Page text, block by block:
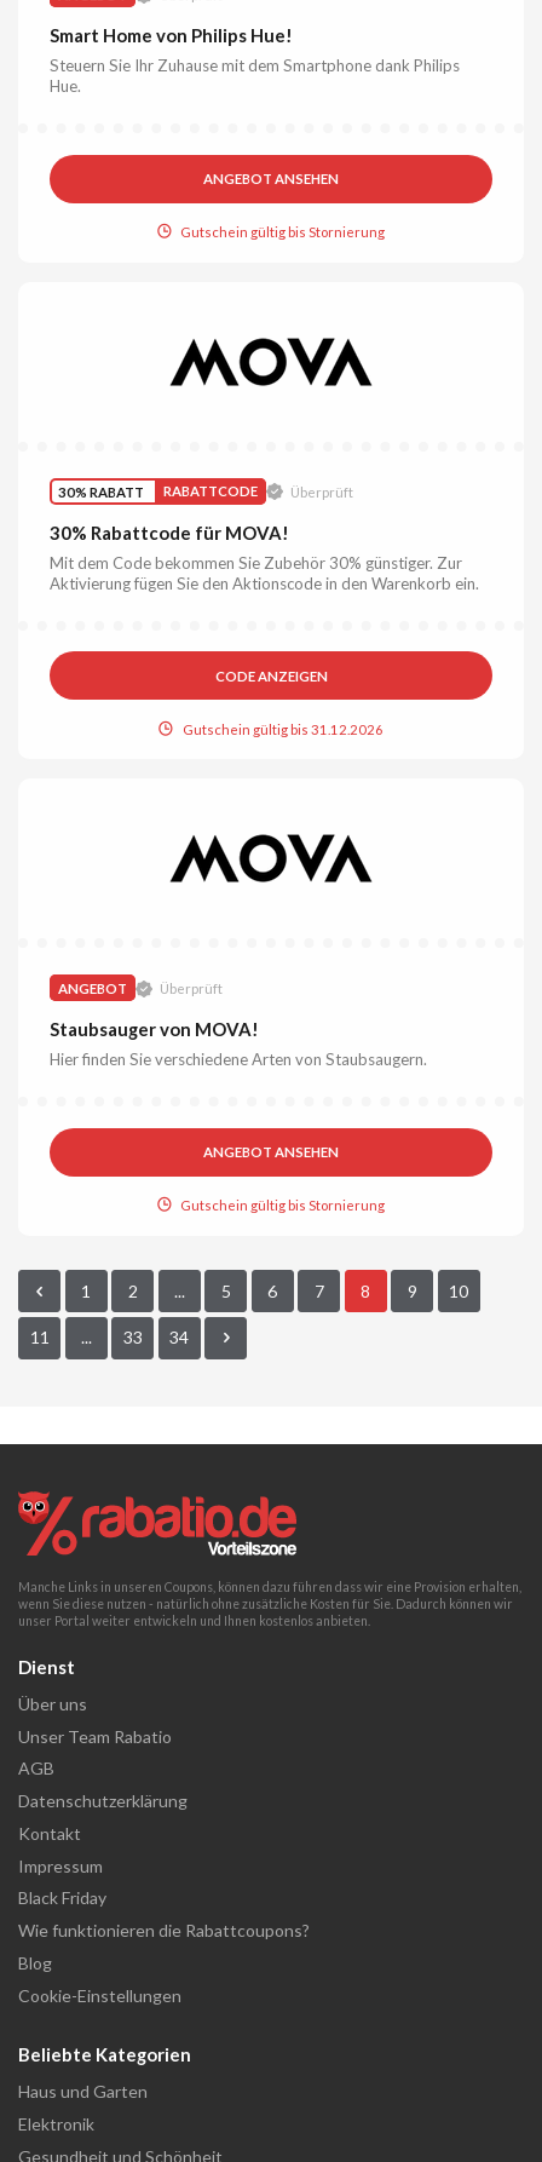
Smart Home von Philips Hue!
Steuern Sie Ihr Zuhause mit dem Smartphone dank Philips
Hue.
ANGEBOT ANSEHEN
Gutschein gültig bis Stornierung
30% RABATT RABATTCODE Überprüft
30% Rabattcode für MOVA!
Mit dem Code bekommen Sie Zubehör 30% günstiger. Zur
Aktivierung fügen Sie den Aktionscode in den Warenkorb ein.
CODE ANZEIGEN
Gutschein gültig bis 31.12.2026
ANGEBOT Überprüft
Staubsauger von MOVA!
Hier finden Sie verschiedene Arten von Staubsaugern.
ANGEBOT ANSEHEN
Gutschein gültig bis Stornierung
1 2 ... 5 6 7 8 9 10
11 ... 33 34
Manche Links in unseren Coupons, können dazu führen dass wir eine Provision erhalten,
wenn Sie diese nutzen - natürlich ohne zusätzliche Kosten für Sie. Dadurch können wir
unser Portal weiter entwickeln und Ihnen kostenlos anbieten.
Dienst
Über uns
Unser Team Rabatio
AGB
Datenschutzerklärung
Kontakt
Impressum
Black Friday
Wie funktionieren die Rabattcoupons?
Blog
Cookie-Einstellungen
Beliebte Kategorien
Haus und Garten
Elektronik
Gesundheit und Schönheit